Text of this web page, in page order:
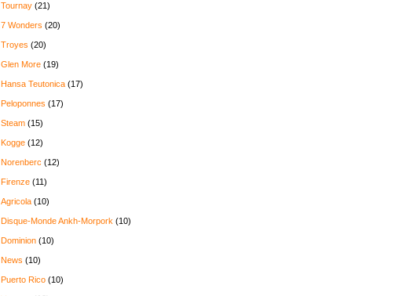
Tournay (21)
7 Wonders (20)
Troyes (20)
Glen More (19)
Hansa Teutonica (17)
Peloponnes (17)
Steam (15)
Kogge (12)
Norenberc (12)
Firenze (11)
Agricola (10)
Disque-Monde Ankh-Morpork (10)
Dominion (10)
News (10)
Puerto Rico (10)